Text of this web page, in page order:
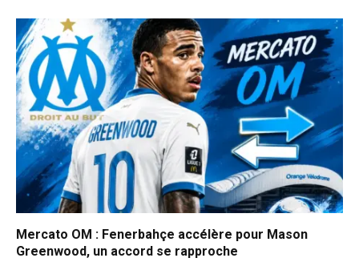
Mercato OM : Fenerbahçe accélère pour Mason
Greenwood, un accord se rapproche